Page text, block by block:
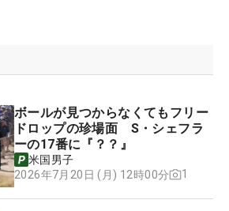
ボールが見つからなくてもフリー
ドロップの珍場面 S・シェフラ
ーの17番に『？？』
米国男子
2026年7月20日 (月) 12時00分
1